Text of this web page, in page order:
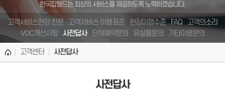
한국잡월드는 최상의 서비스를 제공하도록 노력하겠습니다.
고객서비스헌장 전문 고객서비스 이행표준 헌장이행수준 FAQ
고객의소리
VOC개선사항
사전답사 단체예약문의 유실물문의 기타이용문의
고객센터 사전답사
사전답사